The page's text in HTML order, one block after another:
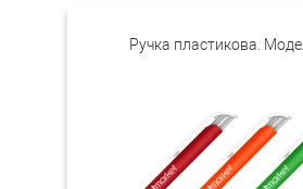
Ручка пластикова.